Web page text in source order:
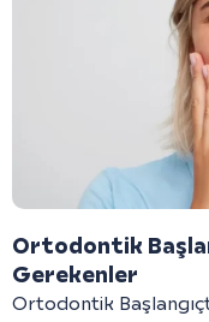
Ortodontik
Gerekenler
Ortodontik